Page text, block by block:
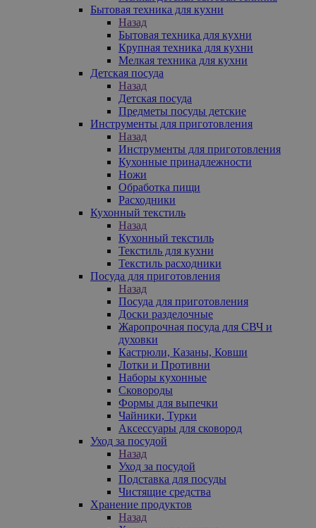
Бытовая техника для кухни
Назад
Бытовая техника для кухни
Крупная техника для кухни
Мелкая техника для кухни
Детская посуда
Назад
Детская посуда
Предметы посуды детские
Инструменты для приготовления
Назад
Инструменты для приготовления
Кухонные принадлежности
Ножи
Обработка пищи
Расходники
Кухонный текстиль
Назад
Кухонный текстиль
Текстиль для кухни
Текстиль расходники
Посуда для приготовления
Назад
Посуда для приготовления
Доски разделочные
Жаропрочная посуда для СВЧ и
духовки
Кастрюли, Казаны, Ковши
Лотки и Противни
Наборы кухонные
Сковороды
Формы для выпечки
Чайники, Турки
Аксессуары для сковород
Уход за посудой
Назад
Уход за посудой
Подставка для посуды
Чистящие средства
Хранение продуктов
Назад